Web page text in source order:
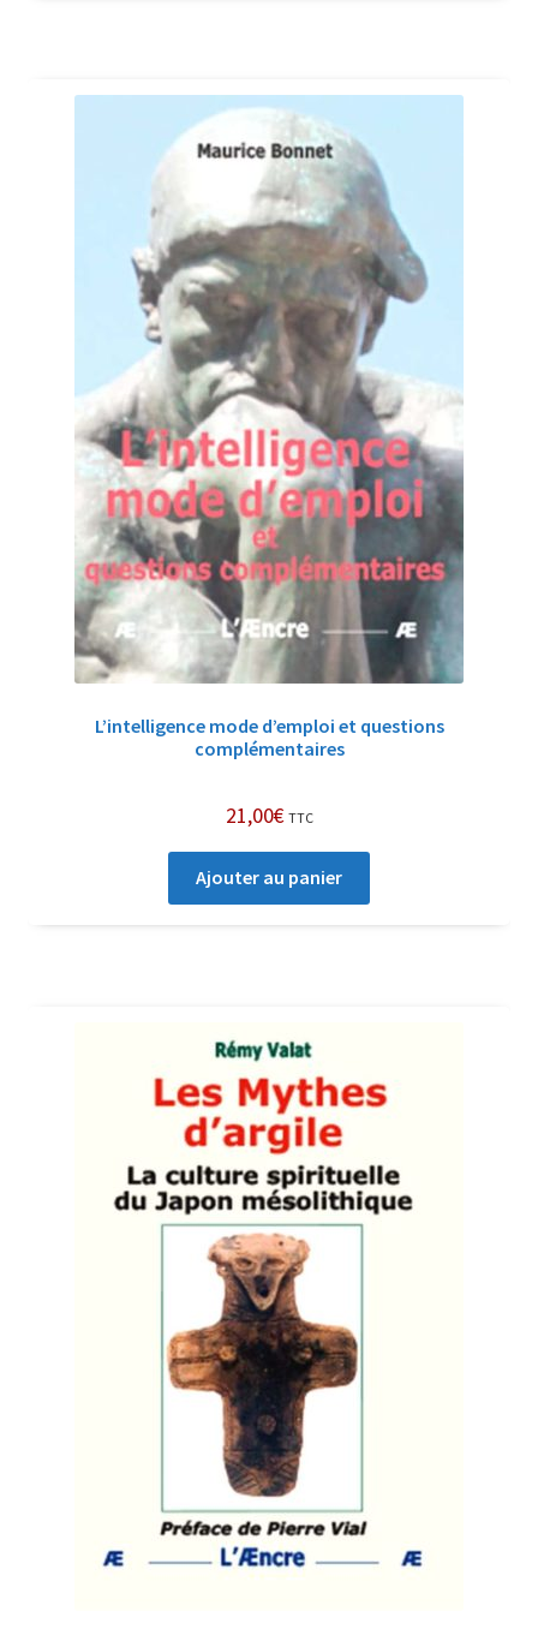
L’intelligence mode d’emploi et questions
complémentaires
21,00€ TTC
Ajouter au panier